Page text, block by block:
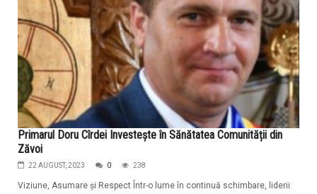
Primarul Doru Cîrdei Investește în Sănătatea Comunității din
Zăvoi
22 AUGUST, 2023 0 238
Viziune, Asumare și Respect Într-o lume în continuă schimbare, liderii